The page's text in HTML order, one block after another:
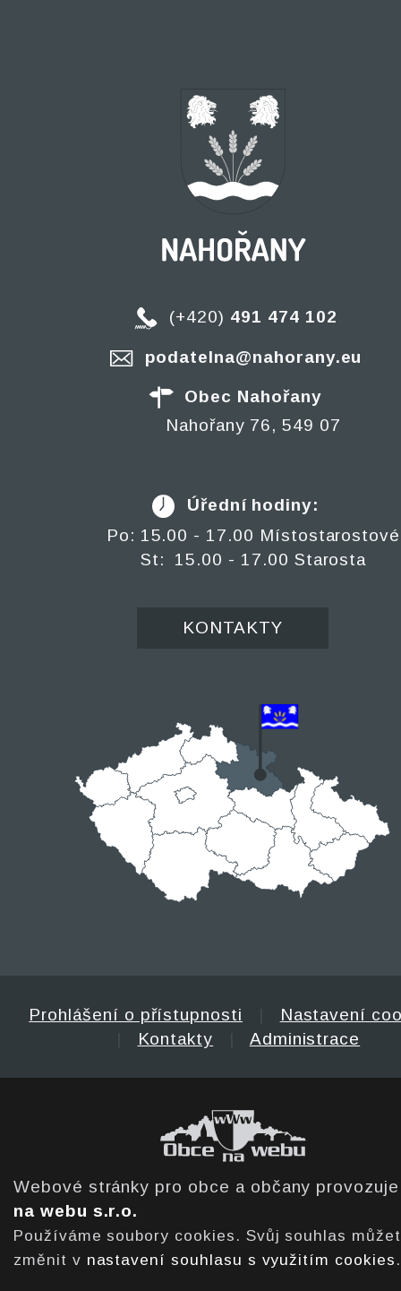
(+420) 491 474 102
podatelna@nahorany.eu
Obec Nahořany
Nahořany 76, 549 07
Úřední hodiny:
Po: 15.00 - 17.00 Místostarostové
St: 15.00 - 17.00 Starosta
KONTAKTY
Prohlášení o přístupnosti
Nastavení
Kontakty Administrace
Webové stránky pro obce a občany
na webu s.r.o.
Používáme soubory cookies. Svůj souhlas
změnit v nastavení souhlasu s využitím cookies .